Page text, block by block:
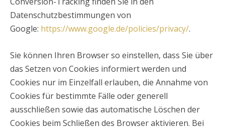
Datenschutzbestimmungen von
Google: https://www.google.de/policies/privacy/.
Sie können Ihren Browser so einstellen, dass Sie über
das Setzen von Cookies informiert werden und
Cookies nur im Einzelfall erlauben, die Annahme von
Cookies für bestimmte Fälle oder generell
ausschließen sowie das automatische Löschen der
Cookies beim Schließen des Browser aktivieren. Bei